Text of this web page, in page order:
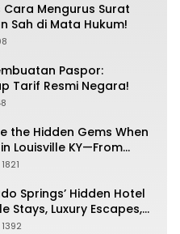
Mengurus Surat
Sah di Mata Hukum!
Paspor:
Tarif Resmi Negara!
the Hidden Gems When
Louisville KY—From
1821
Springs’ Hidden Hotel
Stays, Luxury Escapes,
1392